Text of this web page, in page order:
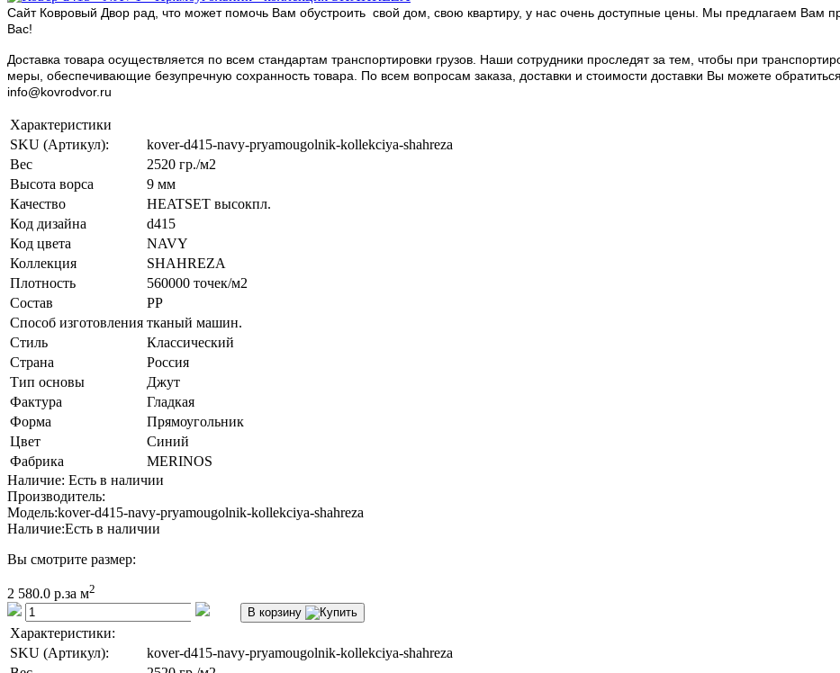
Сайт Ковровый Двор рад, что может помочь Вам обустроить свой дом, свою квартиру, у нас очень доступные цены. Мы предлагаем Вам
Вас!
Доставка товара осуществляется по всем стандартам транспортировки грузов. Наши сотрудники проследят за тем, чтобы при
меры, обеспечивающие безупречную сохранность товара. По всем вопросам заказа, доставки и стоимости доставки Вы можете
info@kovrodvor.ru
Характеристики
SKU (Артикул):
kover-d415-navy-pryamougolnik-kollekciya-shahreza
Вес
2520 гр./м2
Высота ворса
9 мм
Качество
HEATSET высокпл.
Код дизайна
d415
Код цвета
NAVY
Коллекция
SHAHREZA
Плотность
560000 точек/м2
Состав
PP
Способ изготовления тканый машин.
Стиль
Классический
Страна
Россия
Тип основы
Джут
Фактура
Гладкая
Форма
Прямоугольник
Цвет
Синий
Фабрика
MERINOS
Наличие: Есть в наличии
Производитель:
Модель:kover-d415-navy-pryamougolnik-kollekciya-shahreza
Наличие:Есть в наличии
Вы смотрите размер:
2 580.0 р.за м2
В корзину
Характеристики:
SKU (Артикул):
kover-d415-navy-pryamougolnik-kollekciya-shahreza